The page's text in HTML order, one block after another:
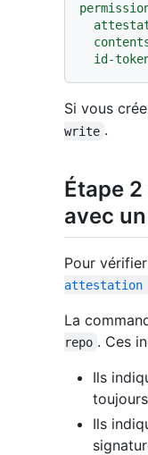
id-
Si vous
write .
Étape
avec
Pour
La
repo . Ces
Ils
Ils